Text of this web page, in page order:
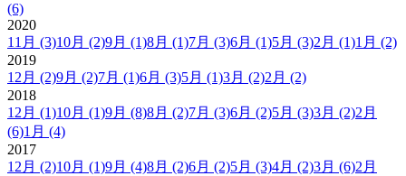
(6)
2020
11月 (3)10月 (2)9月 (1)8月 (1)7月 (3)6月 (1)5月 (3)2月 (1)1月 (2)
2019
12月 (2)9月 (2)7月 (1)6月 (3)5月 (1)3月 (2)2月 (2)
2018
12月 (1)10月 (1)9月 (8)8月 (2)7月 (3)6月 (2)5月 (3)3月 (2)2月
(6)1月 (4)
2017
12月 (2)10月 (1)9月 (4)8月 (2)6月 (2)5月 (3)4月 (2)3月 (6)2月